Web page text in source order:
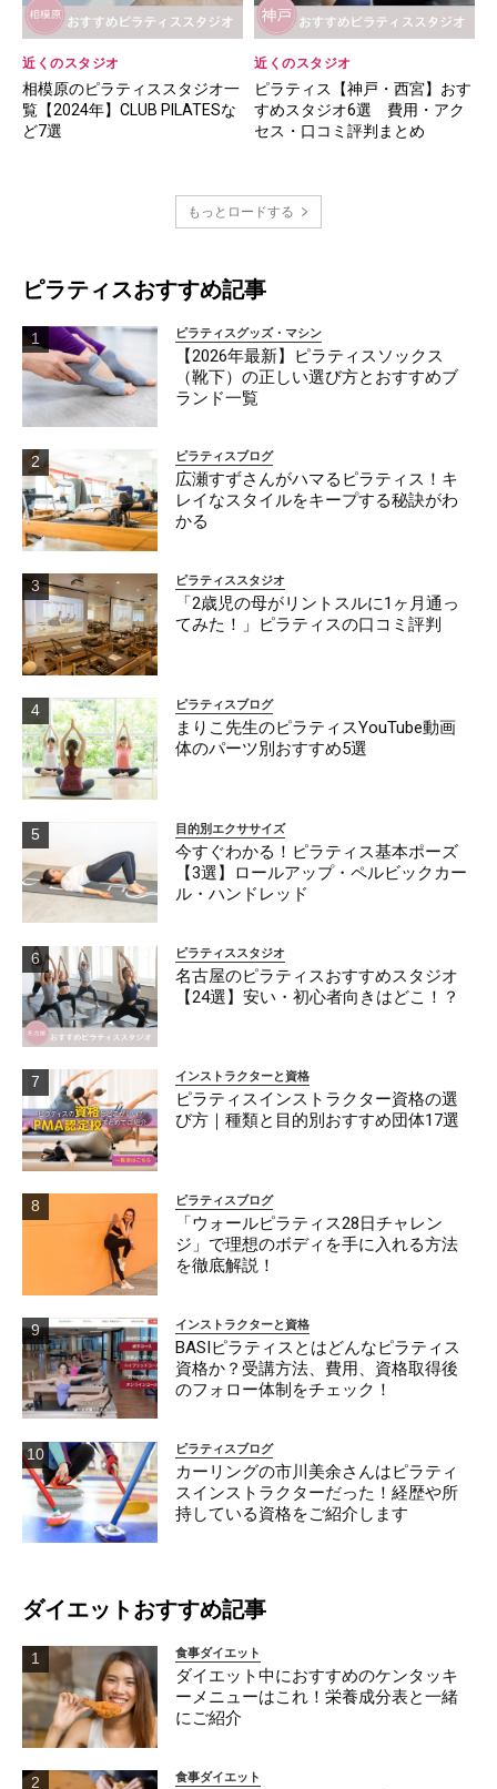
近くのスタジオ
相模原のピラティススタジオ一
覧【2024年】CLUB PILATESな
ど7選
近くのスタジオ
ピラティス【神戸・西宮】おす
すめスタジオ6選 費用・アク
セス・口コミ評判まとめ
もっとロードする
ピラティスおすすめ記事
ピラティスグッズ・マシン
【2026年最新】ピラティスソックス
（靴下）の正しい選び方とおすすめブ
ランド一覧
ピラティスブログ
広瀬すずさんがハマるピラティス！キ
レイなスタイルをキープする秘訣がわ
かる
ピラティススタジオ
「2歳児の母がリントスルに1ヶ月通っ
てみた！」ピラティスの口コミ評判
ピラティスブログ
まりこ先生のピラティスYouTube動画
体のパーツ別おすすめ5選
目的別エクササイズ
今すぐわかる！ピラティス基本ポーズ
【3選】ロールアップ・ペルビックカー
ル・ハンドレッド
ピラティススタジオ
名古屋のピラティスおすすめスタジオ
【24選】安い・初心者向きはどこ！？
インストラクターと資格
ピラティスインストラクター資格の選
び方｜種類と目的別おすすめ団体17選
ピラティスブログ
「ウォールピラティス28日チャレン
ジ」で理想のボディを手に入れる方法
を徹底解説！
インストラクターと資格
BASIピラティスとはどんなピラティス
資格か？受講方法、費用、資格取得後
のフォロー体制をチェック！
ピラティスブログ
カーリングの市川美余さんはピラティ
スインストラクターだった！経歴や所
持している資格をご紹介します
ダイエットおすすめ記事
食事ダイエット
ダイエット中におすすめのケンタッキ
ーメニューはこれ！栄養成分表と一緒
にご紹介
食事ダイエット